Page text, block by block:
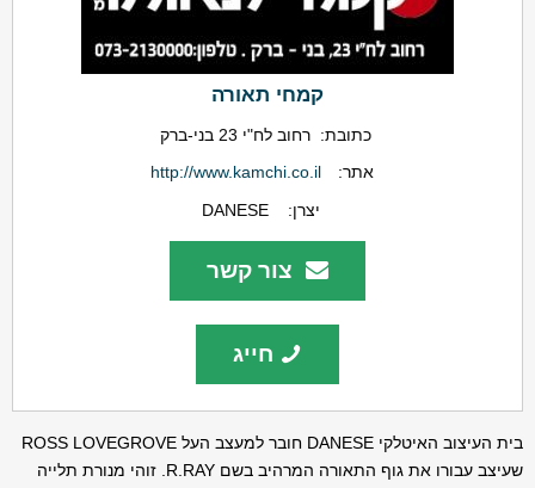
קמחי תאורה
כתובת: רחוב לח"י 23 בני-ברק
אתר:
http://www.kamchi.co.il
יצרן:
DANESE
צור קשר
חייג
בית העיצוב האיטלקי DANESE חובר למעצב העל ROSS LOVEGROVE
שעיצב עבורו את גוף התאורה המרהיב בשם R.RAY. זוהי מנורת תלייה